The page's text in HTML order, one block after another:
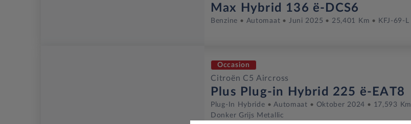
Max Hybrid 136 ë-DCS6
Benzine Automaat Juni 2025 25,401 Km KFJ-69-L
Occasion
Citroën C5 Aircross
Plus Plug-in Hybrid 225 ë-EAT8
Plug-In Hybride Automaat Oktober 2024 17,593 Km
Donker Grijs Metallic